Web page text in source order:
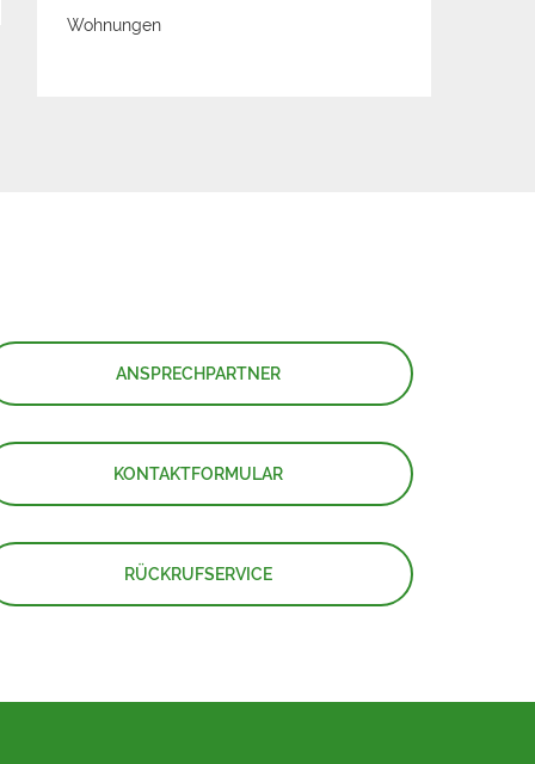
Wohnungen
ANSPRECHPARTNER
KONTAKTFORMULAR
RÜCKRUFSERVICE